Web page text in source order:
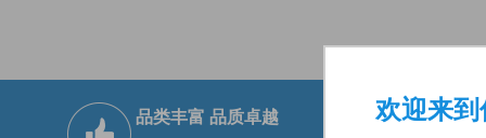
欢迎来到
品类丰富 品质卓越 现货实仓